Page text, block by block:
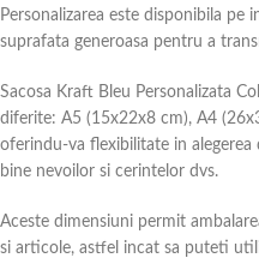
Personalizarea este disponibila pe
suprafata generoasa pentru a
Sacosa Kraft Bleu Personalizata
diferite: A5 (15x22x8 cm), A4
oferindu-va flexibilitate in
bine nevoilor si cerintelor dvs.
Aceste dimensiuni permit
si articole, astfel incat sa puteti